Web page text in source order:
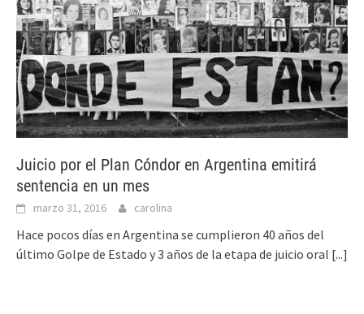
Juicio por el Plan Cóndor en Argentina emitirá
sentencia en un mes
marzo 31, 2016 carolina
Hace pocos días en Argentina se cumplieron 40 años del
último Golpe de Estado y 3 años de la etapa de juicio oral [...]